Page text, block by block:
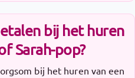
bij het huren
Sarah-pop?
bij het huren van een